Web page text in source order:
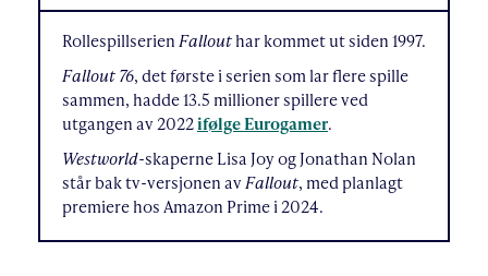
RollespillserienFallouthar kommet ut siden 1997.
Fallout 76, det første i serien som lar flere spille
sammen, hadde 13.5 millioner spillere ved
utgangen av 2022ifølge Eurogamer.
Westworld-skaperne Lisa Joy og Jonathan Nolan
står bak tv-versjonen avFallout, med planlagt
premiere hos Amazon Prime i 2024.